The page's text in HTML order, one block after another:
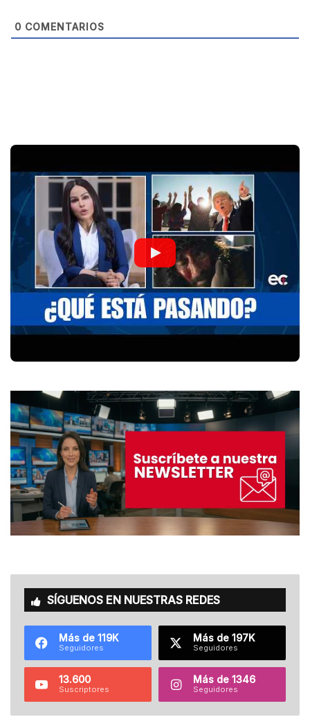
0 COMENTARIOS
SÍGUENOS EN NUESTRAS REDES
Más de 119K
Seguidores
Más de 197K
Seguidores
13.600
Suscriptores
Más de 1346
Seguidores